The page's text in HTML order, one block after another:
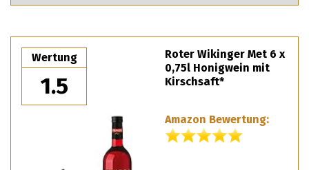
Wertung
1.5
Roter Wikinger Met 6 x
0,75l Honigwein mit
Kirschsaft*
Amazon Bewertung: